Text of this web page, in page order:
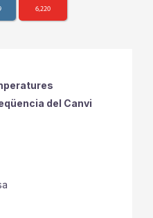
6,220
del Canvi